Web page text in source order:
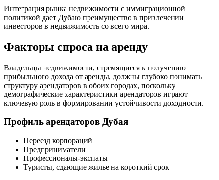
Интеграция рынка недвижимости с иммиграционной
политикой дает Дубаю преимущество в привлечении
инвесторов в недвижимость со всего мира.
Факторы спроса на аренду
Владельцы недвижимости, стремящиеся к получению
прибыльного дохода от аренды, должны глубоко понимать
структуру арендаторов в обоих городах, поскольку
демографические характеристики арендаторов играют
ключевую роль в формировании устойчивости доходности.
Профиль арендаторов Дубая
Переезд корпораций
Предприниматели
Профессионалы-экспаты
Туристы, сдающие жилье на короткий срок